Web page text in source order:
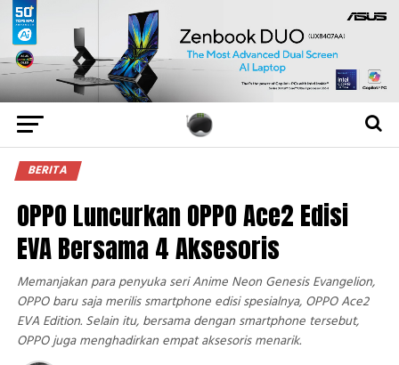
BERITA
OPPO Luncurkan OPPO Ace2 Edisi
EVA Bersama 4 Aksesoris
Memanjakan para penyuka seri Anime Neon Genesis Evangelion,
OPPO baru saja merilis smartphone edisi spesialnya, OPPO Ace2
EVA Edition. Selain itu, bersama dengan smartphone tersebut,
OPPO juga menghadirkan empat aksesoris menarik.